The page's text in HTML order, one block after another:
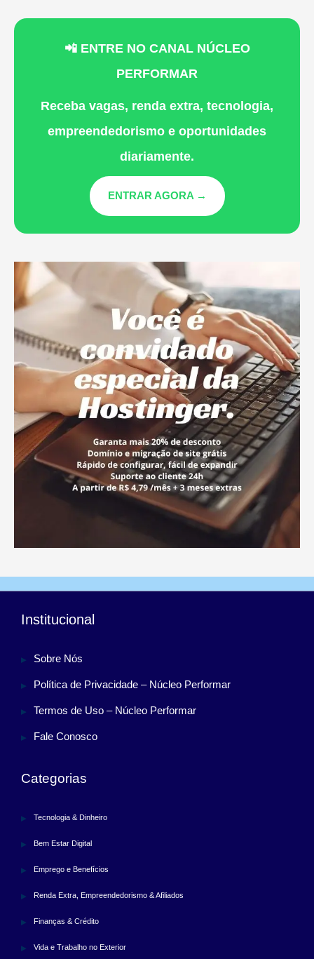
📲 ENTRE NO CANAL NÚCLEO
PERFORMAR
Receba vagas, renda extra, tecnologia,
empreendedorismo e oportunidades
diariamente.
ENTRAR AGORA →
Institucional
Sobre Nós
Política de Privacidade – Núcleo Performar
Termos de Uso – Núcleo Performar
Fale Conosco
Categorias
Tecnologia & Dinheiro
Bem Estar Digital
Emprego e Benefícios
Renda Extra, Empreendedorismo & Afiliados
Finanças & Crédito
Vida e Trabalho no Exterior